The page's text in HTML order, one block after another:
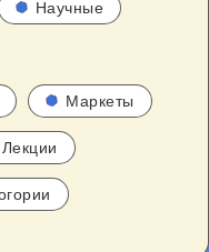
Научные
Маркеты
Лекции